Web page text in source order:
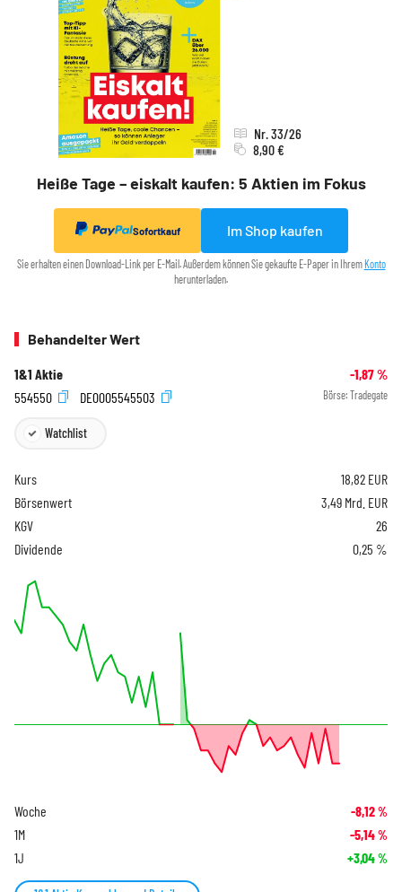
Heiße Tage – eiskalt kaufen: 5 Aktien im Fokus
Nr. 33/26
8,90 €
Sofortkauf Im Shop kaufen
Sie erhalten einen Download-Link per E-Mail. Außerdem können Sie gekaufte E-Paper in Ihrem Konto
herunterladen.
Behandelter Wert
1&1 Aktie -1,87%
554550
DE0005545503 Börse: Tradegate
Watchlist
Kurs 18,82 EUR
Börsenwert
3,49 Mrd. EUR
KGV
26
Dividende
0,25 %
Woche -8,12%
1M -5,14%
1J +3,04%